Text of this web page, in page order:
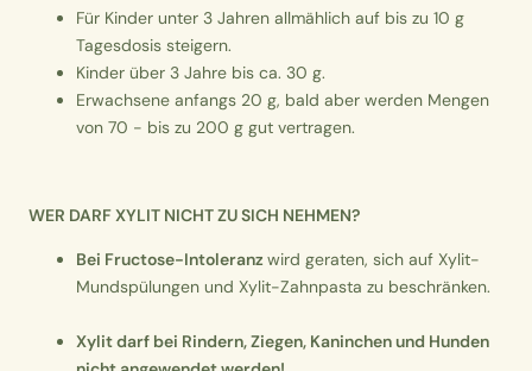
Für Kinder unter 3 Jahren allmählich auf bis zu 10 g
Tagesdosis steigern.
Kinder über 3 Jahre bis ca. 30 g.
Erwachsene anfangs 20 g, bald aber werden Mengen
von 70 - bis zu 200 g gut vertragen.
WER DARF XYLIT NICHT ZU SICH NEHMEN?
Bei Fructose-Intoleranz wird geraten, sich auf Xylit-
Mundspülungen und Xylit-Zahnpasta zu beschränken.
Xylit darf bei Rindern, Ziegen, Kaninchen und Hunden